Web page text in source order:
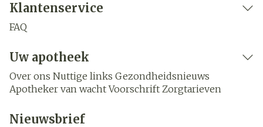
Klantenservice
FAQ
Uw apotheek
Over ons Nuttige links Gezondheidsnieuws
Apotheker van wacht Voorschrift Zorgtarieven
Nieuwsbrief